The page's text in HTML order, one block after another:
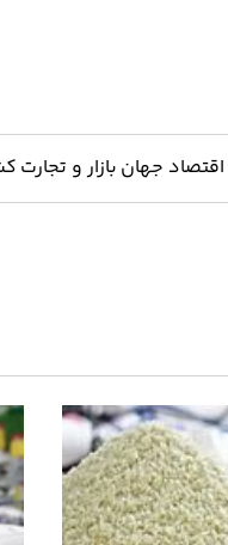
اقتصاد جهان بازار و تجارت